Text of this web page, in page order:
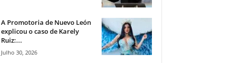
A Promotoria de Nuevo León
explicou o caso de Karely
Ruiz:...
Julho 30, 2026